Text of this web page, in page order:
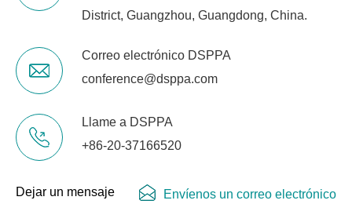
District, Guangzhou, Guangdong, China.
Correo electrónico DSPPA
conference@dsppa.com
Llame a DSPPA
+86-20-37166520
Dejar un mensaje
Envíenos un correo electrónico